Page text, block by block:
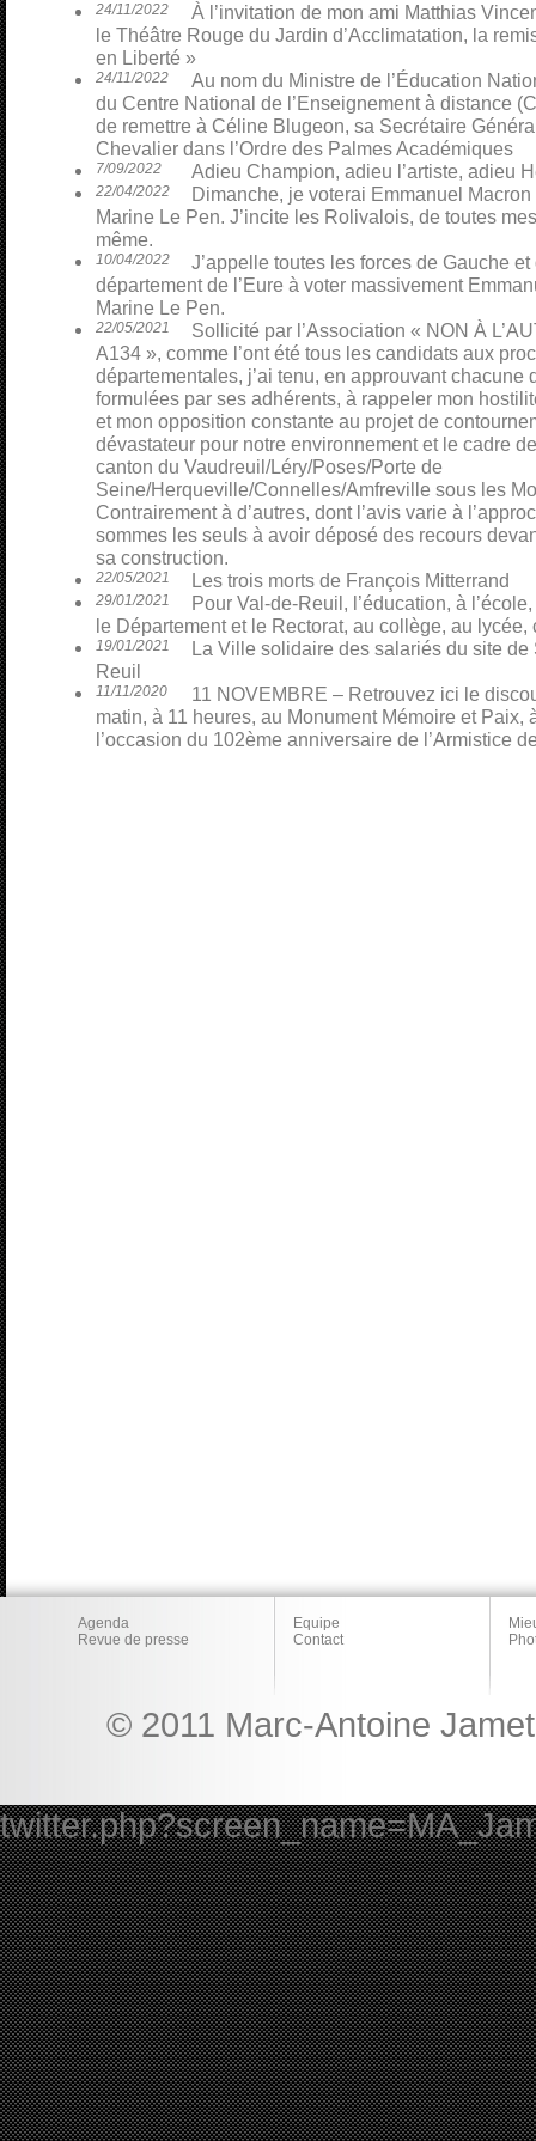
24/11/2022
À l’invitation de mon ami Matthias
le Théâtre Rouge du Jardin d’Acclimatation, la
en Liberté »
24/11/2022
Au nom du Ministre de l’Éducation
du Centre National de l’Enseignement à distance
de remettre à Céline Blugeon, sa Secrétaire
Chevalier dans l’Ordre des Palmes Académiques
7/09/2022 Adieu Champion, adieu l’artiste, adieu
22/04/2022
Dimanche, je voterai Emmanuel
Marine Le Pen. J’incite les Rolivalois, de toutes
même.
10/04/2022
J’appelle toutes les forces de Gauche
département de l’Eure à voter massivement
Marine Le Pen.
22/05/2021
Sollicité par l’Association « NON À
A134 », comme l’ont été tous les candidats aux
départementales, j’ai tenu, en approuvant chacune
formulées par ses adhérents, à rappeler mon
et mon opposition constante au projet de
dévastateur pour notre environnement et le cadre
canton du Vaudreuil/Léry/Poses/Porte de
Seine/Herqueville/Connelles/Amfreville sous les
Contrairement à d’autres, dont l’avis varie à
sommes les seuls à avoir déposé des recours
sa construction.
22/05/2021 Les trois morts de François Mitterrand
29/01/2021
Pour Val-de-Reuil, l’éducation, à
le Département et le Rectorat, au collège, au lycée,
19/01/2021
La Ville solidaire des salariés du site de
Reuil
11/11/2020
11 NOVEMBRE – Retrouvez ici le
matin, à 11 heures, au Monument Mémoire et Paix,
l’occasion du 102ème anniversaire de l’Armistice
Agenda
Revue de presse
Equipe
Contact
© 2011 Marc-Antoine